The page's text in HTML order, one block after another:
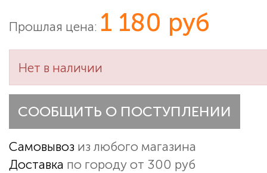
Прошлая цена: 1 180 руб
Нет в наличии
СООБЩИТЬ О ПОСТУПЛЕНИИ
Самовывоз из любого магазина
Доставка по городу от 300 руб